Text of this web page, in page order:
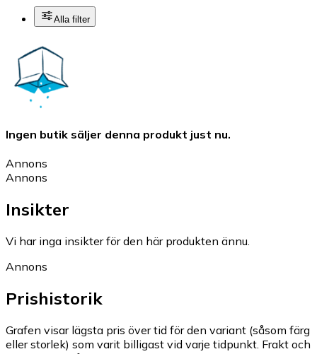
Alla filter
Ingen butik säljer denna produkt just nu.
Annons
Annons
Insikter
Vi har inga insikter för den här produkten ännu.
Annons
Prishistorik
Grafen visar lägsta pris över tid för den variant (såsom färg
eller storlek) som varit billigast vid varje tidpunkt. Frakt och